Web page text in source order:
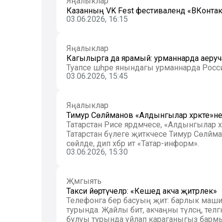
Казанның VK Fest фестивалендә
03.06.2026, 16:15
Яңалыклар
Кагылырга да ярамый: урманнарда аеруча
Туапсе шәһәре янындагы урманнарда
03.06.2026, 15:45
Яңалыклар
Тимур Сөләйманов «Алдынгылар
Татарстан Рәисе ярдәмчесе, «Алдынгылар
Татарстан бүлеге җитәкчесе Тимур
сөйләде, дип хәбәр итә «Татар-информ».
03.06.2026, 15:30
Җәмгыять
Такси йөртүчеләр: «Кешедә акча җитәрлек»
Телефонга бер басуың җитә: барлык
турында. Җайлы бит, акчаңны түләсәң,
булуы турында уйлап караганыгыз